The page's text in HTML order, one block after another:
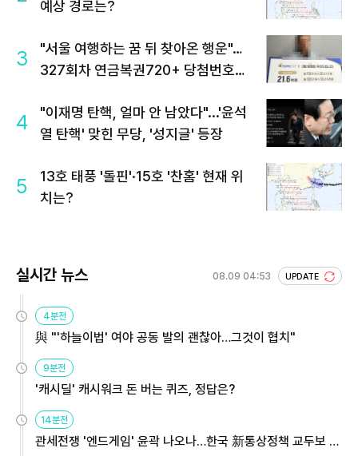
예상 경로는?
3
"서울 여행하는 꿈 뒤 찾아온 행운"…
327회차 연금복권720+ 당첨번호조
4
"이재명 탄핵, 얼마 안 남았다"...'윤석
열 탄핵' 맞힌 무당, '성지글' 등장
5
13호 태풍 '돌핀'·15호 '찬홈' 현재 위
치는?
실시간 뉴스 08.09 04:53 UPDATE
4분전
與 "'하늘이법' 여야 공동 발의 괜찮아…그것이 협치"
9분전
'캐시딜' 캐시워크 돈 버는 퀴즈, 정답은?
14분전
관세전쟁 '엔드게임' 윤곽 나오나…한국 新통상정책 교두보 활